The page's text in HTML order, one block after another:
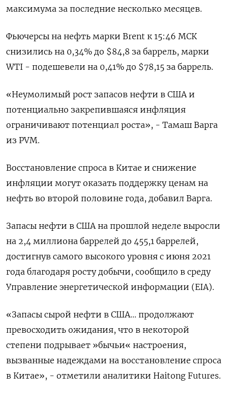
максимума за последние несколько месяцев.
Фьючерсы на нефть марки Brent к 15:46 МСК
снизились на 0,34% до $84,8 за баррель, марки
WTI - подешевели на 0,41% до $78,15 за баррель.
«Неумолимый рост запасов нефти в США и
потенциально закрепившаяся инфляция
ограничивают потенциал роста», - Тамаш Варга
из PVM.
Восстановление спроса в Китае и снижение
инфляции могут оказать поддержку ценам на
нефть во второй половине года, добавил Варга.
Запасы нефти в США на прошлой неделе выросли
на 2,4 миллиона баррелей до 455,1 баррелей,
достигнув самого высокого уровня с июня 2021
года благодаря росту добычи, сообщило в среду
Управление энергетической информации (EIA).
«Запасы сырой нефти в США... продолжают
превосходить ожидания, что в некоторой
степени подрывает »бычьи« настроения,
вызванные надеждами на восстановление спроса
в Китае», - отметили аналитики Haitong Futures.